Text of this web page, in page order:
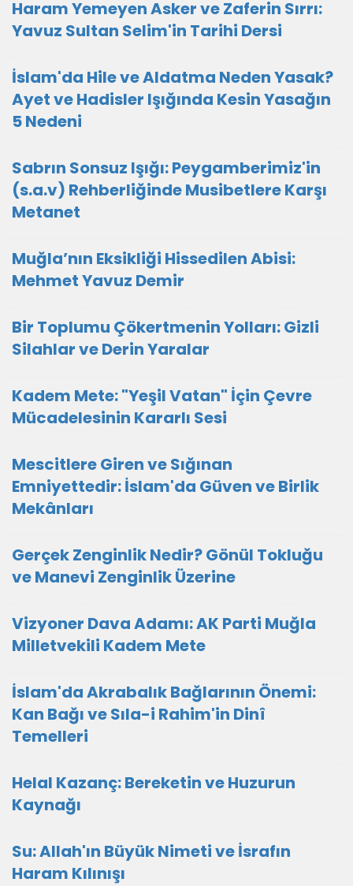
Haram Yemeyen Asker ve Zaferin Sırrı:
Yavuz Sultan Selim'in Tarihi Dersi
İslam'da Hile ve Aldatma Neden Yasak?
Ayet ve Hadisler Işığında Kesin Yasağın
5 Nedeni
Sabrın Sonsuz Işığı: Peygamberimiz'in
(s.a.v) Rehberliğinde Musibetlere Karşı
Metanet
Muğla’nın Eksikliği Hissedilen Abisi:
Mehmet Yavuz Demir
Bir Toplumu Çökertmenin Yolları: Gizli
Silahlar ve Derin Yaralar
Kadem Mete: "Yeşil Vatan" İçin Çevre
Mücadelesinin Kararlı Sesi
Mescitlere Giren ve Sığınan
Emniyettedir: İslam'da Güven ve Birlik
Mekânları
Gerçek Zenginlik Nedir? Gönül Tokluğu
ve Manevi Zenginlik Üzerine
Vizyoner Dava Adamı: AK Parti Muğla
Milletvekili Kadem Mete
İslam'da Akrabalık Bağlarının Önemi:
Kan Bağı ve Sıla-i Rahim'in Dinî
Temelleri
Helal Kazanç: Bereketin ve Huzurun
Kaynağı
Su: Allah'ın Büyük Nimeti ve İsrafın
Haram Kılınışı